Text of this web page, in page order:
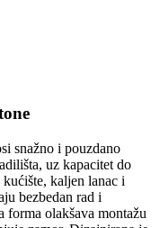
snažno i pouzdano
uz kapacitet do
kaljen lanac i
bezbedan rad i
forma olakšava montažu